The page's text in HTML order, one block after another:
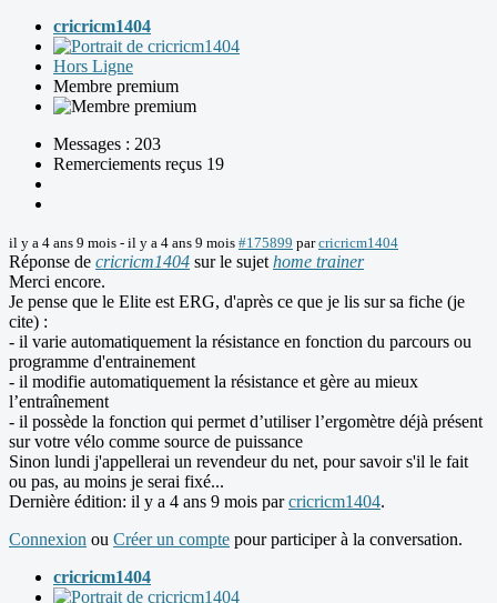
cricricm1404
Hors Ligne
Membre premium
Messages : 203
Remerciements reçus 19
il y a 4 ans 9 mois - il y a 4 ans 9 mois #175899 parcricricm1404
Réponse de cricricm1404 sur le sujet home trainer
Merci encore.
Je pense que le Elite est ERG, d'après ce que je lis sur sa fiche (je
cite) :
- il varie automatiquement la résistance en fonction du parcours ou
programme d'entrainement
- il modifie automatiquement la résistance et gère au mieux
l’entraînement
- il possède la fonction qui permet d’utiliser l’ergomètre déjà présent
sur votre vélo comme source de puissance
Sinon lundi j'appellerai un revendeur du net, pour savoir s'il le fait
ou pas, au moins je serai fixé...
Dernière édition: il y a 4 ans 9 mois parcricricm1404.
Connexion ou Créer un compte pour participer à la conversation.
cricricm1404